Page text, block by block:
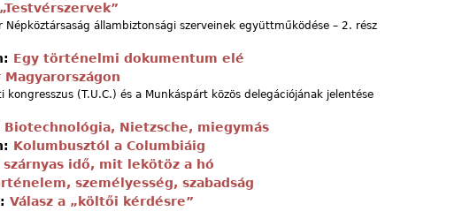
„Testvérszervek”
Népköztársaság állambiztonsági szerveinek együttműködése – 2. rész
Egy történelmi dokumentum elé
kongresszus (T.U.C.) és a Munkáspárt közös delegációjának jelentése
Biotechnológia, Nietzsche, miegymás
Kolumbusztól a Columbiáig
szárnyas idő, mit lekötöz a hó
személyesség, szabadság
Válasz a „költői kérdésre”